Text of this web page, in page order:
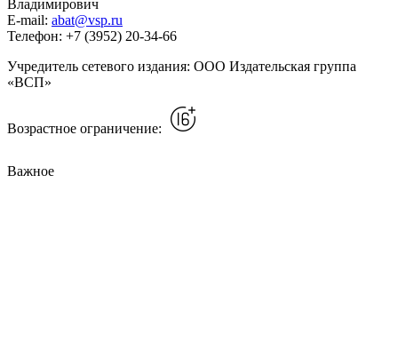
Владимирович
E-mail: abat@vsp.ru
Телефон: +7 (3952) 20-34-66
Учредитель сетевого издания: ООО Издательская группа
«ВСП»
Возрастное ограничение:
Важное